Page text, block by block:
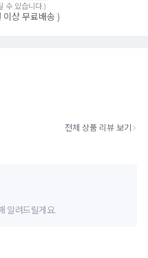
수 있습니다.)
상 무료배송 )